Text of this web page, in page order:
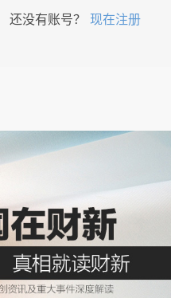
占成员总数的百分之八十
提供服务
还没有账号？ 现在注册